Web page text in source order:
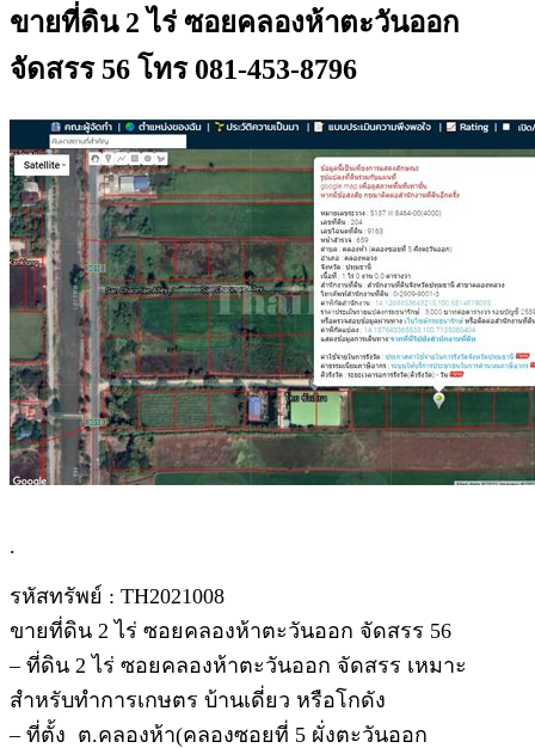
ขายที่ดิน 2 ไร่ ซอยคลองห้าตะวันออก
จัดสรร 56 โทร 081-453-8796
.
รหัสทรัพย์ : TH2021008
ขายที่ดิน 2 ไร่ ซอยคลองห้าตะวันออก จัดสรร 56
– ที่ดิน 2 ไร่ ซอยคลองห้าตะวันออก จัดสรร เหมาะ
สำหรับทำการเกษตร บ้านเดี่ยว หรือโกดัง
– ที่ตั้ง ต.คลองห้า(คลองซอยที่ 5 ผั่งตะวันออก